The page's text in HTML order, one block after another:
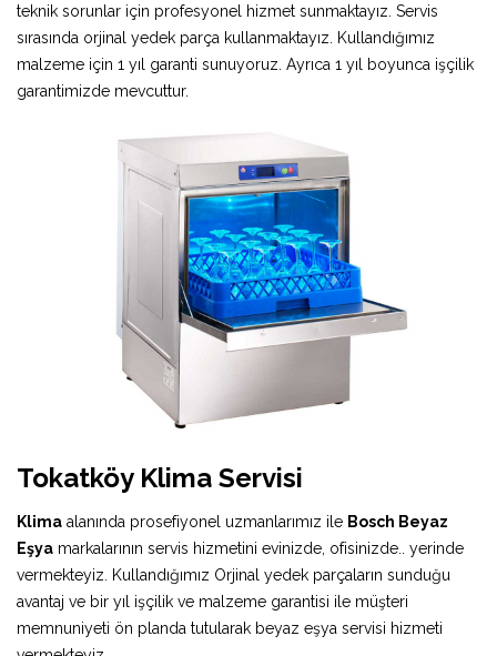
teknik sorunlar için profesyonel hizmet sunmaktayız. Servis
sırasında orjinal yedek parça kullanmaktayız. Kullandığımız
malzeme için 1 yıl garanti sunuyoruz. Ayrıca 1 yıl boyunca işçilik
garantimizde mevcuttur.
Tokatköy Klima Servisi
Klima alanında prosefiyonel uzmanlarımız ile Bosch Beyaz
Eşya markalarının servis hizmetini evinizde, ofisinizde.. yerinde
vermekteyiz. Kullandığımız Orjinal yedek parçaların sunduğu
avantaj ve bir yıl işçilik ve malzeme garantisi ile müşteri
memnuniyeti ön planda tutularak beyaz eşya servisi hizmeti